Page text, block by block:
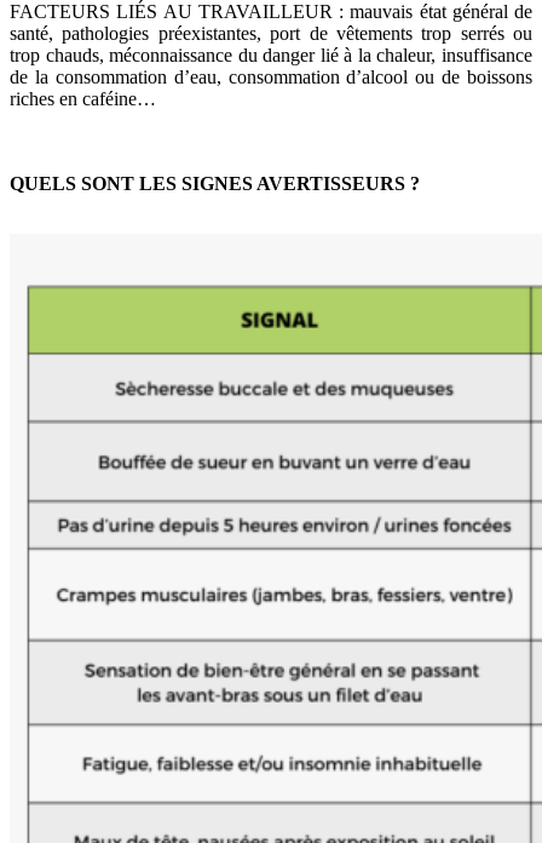
FACTEURS LIÉS AU TRAVAILLEUR : mauvais état général de
santé, pathologies préexistantes, port de vêtements trop serrés ou
trop chauds, méconnaissance du danger lié à la chaleur, insuffisance
de la consommation d’eau, consommation d’alcool ou de boissons
riches en caféine…
QUELS SONT LES SIGNES AVERTISSEURS ?